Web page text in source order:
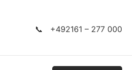
📞 +492161 – 277 000